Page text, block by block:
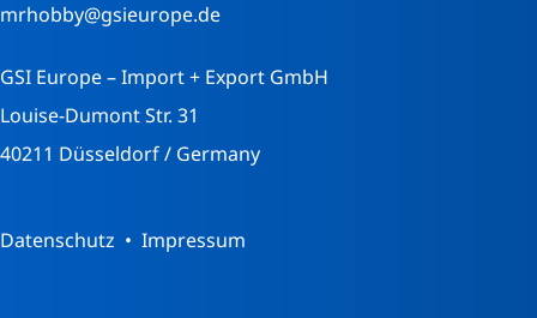
mrhobby@gsieurope.de
GSI Europe – Import + Export GmbH
Louise-Dumont Str. 31
40211 Düsseldorf / Germany
Datenschutz Impressum